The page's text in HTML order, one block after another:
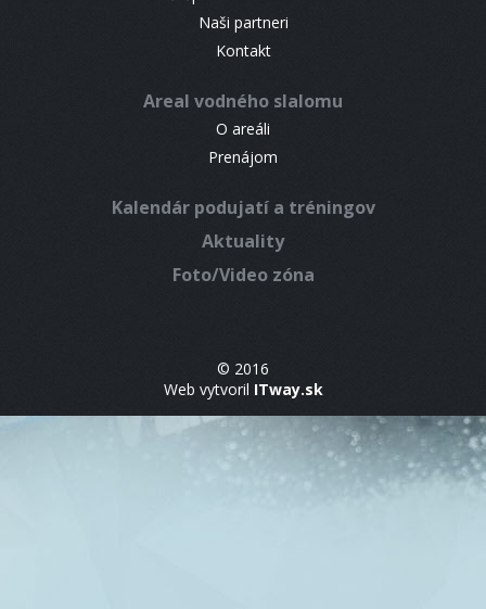
Naši partneri
Kontakt
Areal vodného slalomu
O areáli
Prenájom
Kalendár podujatí a tréningov
Aktuality
Foto/Video zóna
© 2016
Web vytvoril ITway.sk